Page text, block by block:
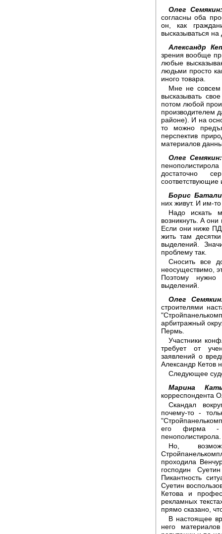
Олег Семякин:
согласны оба
он, как
высказываться
Александр
зрения вообще
любые
людьми просто
иного товара.
Мне не
высказывать
потом любой
производителем
районе). И на
то можно
перспектив
материалов
Олег Семякин:
достаточно
соответствующие
Борис
них живут. И им-
Надо искать
возникнуть. А
Если они ниже
жить там
выделений.
проблему так.
Сносить все
неосуществимо,
Поэтому
выделений.
Олег
строителями
арбитражный
Пермь.
Участники
требует от
заявлений о
Александр Кетов
Следующее
Марина
корреспондента
Скандал
почему-то -
его фирма -
Но,
проходила
господин
Пикантность
Суетин
Кетова и
рекламных
прямо сказано,
В настоящее
него